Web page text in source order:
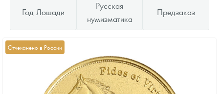
Год Лошади
Русская
нумизматика
Предзаказ
Отчеканено в России